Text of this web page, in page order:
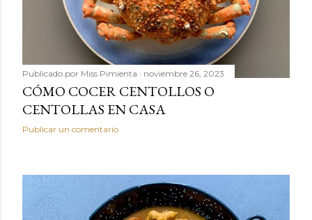
Publicado por Miss Pimienta noviembre 26, 2023
CÓMO COCER CENTOLLOS O
CENTOLLAS EN CASA
Publicar un comentario